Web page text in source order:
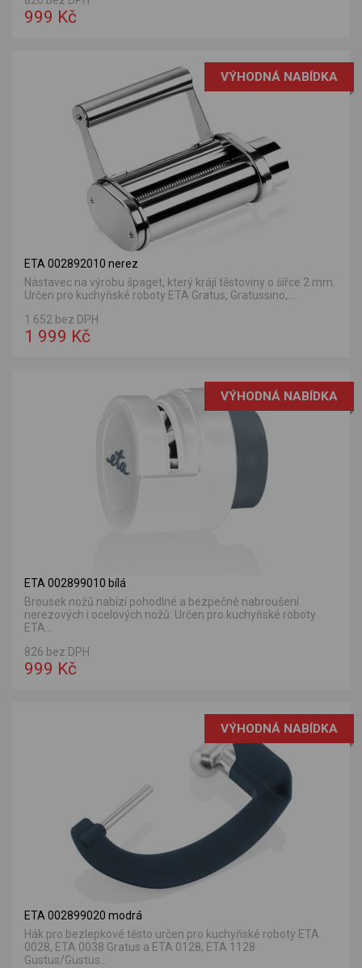
999 Kč
VÝHODNÁ NABÍDKA
ETA 002892010 nerez
Nástavec na výrobu špaget, který krájí těstoviny o šířce 2 mm.
Určen pro kuchyňské roboty ETA Gratus, Gratussino,...
1 652 bez DPH
1 999 Kč
VÝHODNÁ NABÍDKA
ETA 002899010 bílá
Brousek nožů nabízí pohodlné a bezpečné nabroušení
nerezových i ocelových nožů. Určen pro kuchyňské roboty
ETA...
826 bez DPH
999 Kč
VÝHODNÁ NABÍDKA
ETA 002899020 modrá
Hák pro bezlepkové těsto určen pro kuchyňské roboty ETA
0028, ETA 0038 Gratus a ETA 0128, ETA 1128
Gustus/Gustus...